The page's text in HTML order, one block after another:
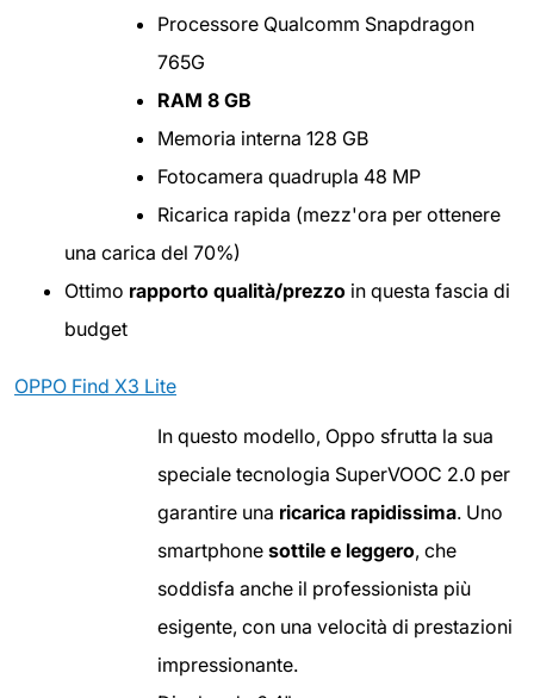
Processore Qualcomm Snapdragon
765G
RAM 8 GB
Memoria interna 128 GB
Fotocamera quadrupla 48 MP
Ricarica rapida (mezz'ora per ottenere
una carica del 70%)
Ottimo rapporto qualità/prezzo in questa fascia di
budget
OPPO Find X3 Lite
In questo modello, Oppo sfrutta la sua
speciale tecnologia SuperVOOC 2.0 per
garantire una ricarica rapidissima. Uno
smartphone sottile e leggero, che
soddisfa anche il professionista più
esigente, con una velocità di prestazioni
impressionante.